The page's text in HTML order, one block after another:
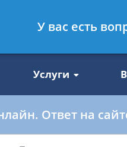
509-27-47
Услуги
Ответ на
У вас есть